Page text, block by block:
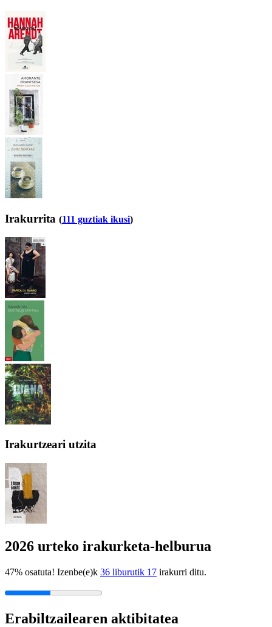
Irakurrita (111 guztiak ikusi)
Irakurtzeari utzita
2026 urteko irakurketa-helburua
47% osatuta! Izenbe(e)k 36 liburutik 17 irakurri ditu.
Erabiltzailearen aktibitatea